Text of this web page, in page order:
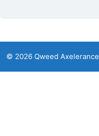
© 2026 Qweed Axelerance